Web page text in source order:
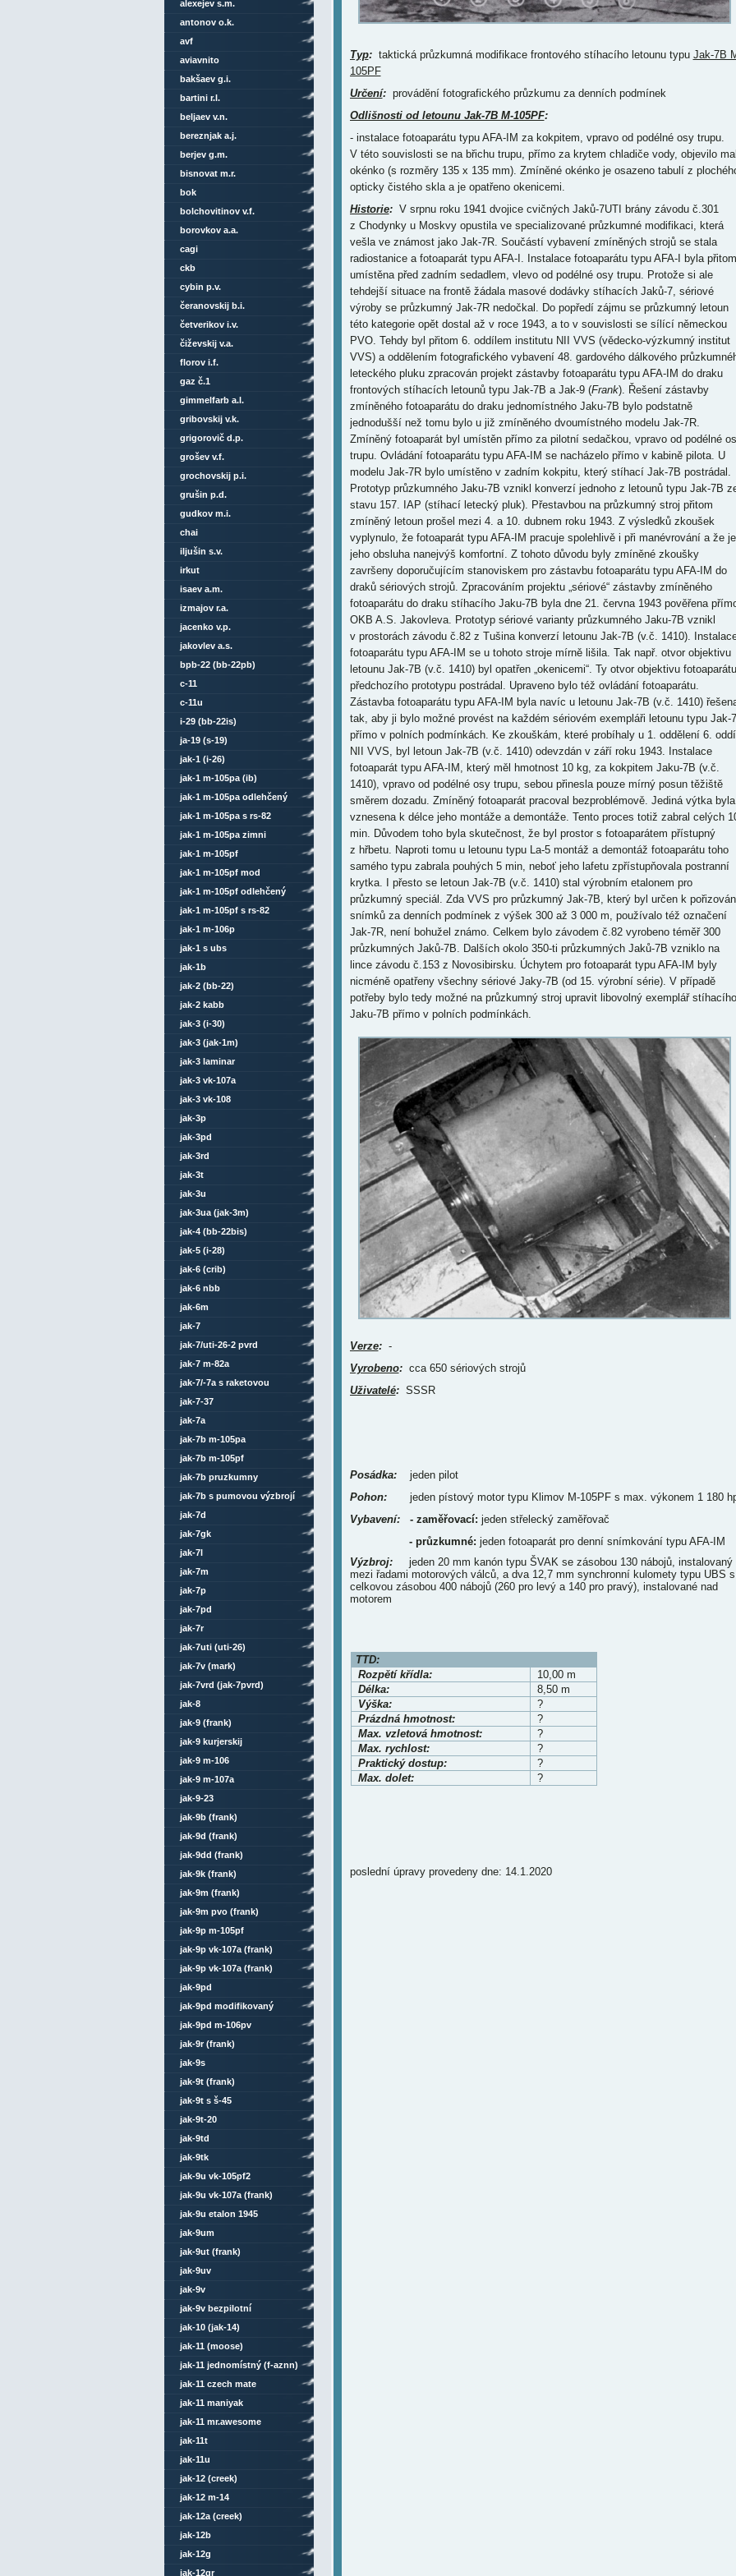
Typ:taktická průzkumná modifikace frontového stíhacího letounu typu Jak-7B
105PF
Určení:provádění fotografického průzkumu za denních podmínek
Odlišnosti od letounu Jak-7B M-105PF:
- instalace fotoaparátu typu AFA-IM za kokpitem, vpravo od podélné osy trupu.
V této souvislosti se na břichu trupu, přímo za krytem chladiče vody, objevilo
okénko (s rozměry 135 x 135 mm). Zmíněné okénko je osazeno tabulí z
opticky čistého skla a je opatřeno okenicemi.
Historie:V srpnu roku 1941 dvojice cvičných Jaků-7UTI brány závodu č.301
z Chodynky u Moskvy opustila ve specializované průzkumné modifikaci, která
vešla ve známost jako Jak-7R. Součástí vybavení zmíněných strojů se stala
radiostanice a fotoaparát typu AFA-I. Instalace fotoaparátu typu AFA-I byla přitom
umístěna před zadním sedadlem, vlevo od podélné osy trupu. Protože si ale
tehdejší situace na frontě žádala masové dodávky stíhacích Jaků-7, sériové
výroby se průzkumný Jak-7R nedočkal. Do popředí zájmu se průzkumný letoun
této kategorie opět dostal až v roce 1943, a to v souvislosti se sílící německou
PVO. Tehdy byl přitom 6. oddílem institutu NII VVS (vědecko-výzkumný institut
VVS) a oddělením fotografického vybavení 48. gardového dálkového
leteckého pluku zpracován projekt zástavby fotoaparátu typu AFA-IM do draku
frontových stíhacích letounů typu Jak-7B a Jak-9 (Frank). Řešení zástavby
zmíněného fotoaparátu do draku jednomístného Jaku-7B bylo podstatně
jednodušší než tomu bylo u již zmíněného dvoumístného modelu Jak-7R.
Zmíněný fotoaparát byl umístěn přímo za pilotní sedačkou, vpravo od podélné
trupu. Ovládání fotoaparátu typu AFA-IM se nacházelo přímo v kabině pilota. U
modelu Jak-7R bylo umístěno v zadním kokpitu, který stíhací Jak-7B postrádal.
Prototyp průzkumného Jaku-7B vznikl konverzí jednoho z letounů typu Jak-7B
stavu 157. IAP (stíhací letecký pluk). Přestavbou na průzkumný stroj přitom
zmíněný letoun prošel mezi 4. a 10. dubnem roku 1943. Z výsledků zkoušek
vyplynulo, že fotoaparát typu AFA-IM pracuje spolehlivě i při manévrování a že je
jeho obsluha nanejvýš komfortní. Z tohoto důvodu byly zmíněné zkoušky
završeny doporučujícím stanoviskem pro zástavbu fotoaparátu typu AFA-IM do
draků sériových strojů. Zpracováním projektu „sériové“ zástavby zmíněného
fotoaparátu do draku stíhacího Jaku-7B byla dne 21. června 1943 pověřena
OKB A.S. Jakovleva. Prototyp sériové varianty průzkumného Jaku-7B vznikl
v prostorách závodu č.82 z Tušina konverzí letounu Jak-7B (v.č. 1410).
fotoaparátu typu AFA-IM se u tohoto stroje mírně lišila. Tak např. otvor objektivu
letounu Jak-7B (v.č. 1410) byl opatřen „okenicemi“. Ty otvor objektivu fotoaparátu
předchozího prototypu postrádal. Upraveno bylo též ovládání fotoaparátu.
Zástavba fotoaparátu typu AFA-IM byla navíc u letounu Jak-7B (v.č. 1410)
tak, aby ji bylo možné provést na každém sériovém exempláři letounu typu Jak-
přímo v polních podmínkách. Ke zkouškám, které probíhaly u 1. oddělení 6.
NII VVS, byl letoun Jak-7B (v.č. 1410) odevzdán v září roku 1943. Instalace
fotoaparát typu AFA-IM, který měl hmotnost 10 kg, za kokpitem Jaku-7B (v.č.
1410), vpravo od podélné osy trupu, sebou přinesla pouze mírný posun těžiště
směrem dozadu. Zmíněný fotoaparát pracoval bezproblémově. Jediná výtka byla
vznesena k délce jeho montáže a demontáže. Tento proces totiž zabral celých
min. Důvodem toho byla skutečnost, že byl prostor s fotoaparátem přístupný
z hřbetu. Naproti tomu u letounu typu La-5 montáž a demontáž fotoaparátu toho
samého typu zabrala pouhých 5 min, neboť jeho lafetu zpřístupňovala postranní
krytka. I přesto se letoun Jak-7B (v.č. 1410) stal výrobním etalonem pro
průzkumný speciál. Zda VVS pro průzkumný Jak-7B, který byl určen k
snímků za denních podmínek z výšek 300 až 3 000 m, používalo též označení
Jak-7R, není bohužel známo. Celkem bylo závodem č.82 vyrobeno téměř 300
průzkumných Jaků-7B. Dalších okolo 350-ti průzkumných Jaků-7B vzniklo na
lince závodu č.153 z Novosibirsku. Úchytem pro fotoaparát typu AFA-IM byly
nicméně opatřeny všechny sériové Jaky-7B (od 15. výrobní série). V případě
potřeby bylo tedy možné na průzkumný stroj upravit libovolný exemplář stíhacího
Jaku-7B přímo v polních podmínkách.
Verze:-
Vyrobeno:cca 650 sériových strojů
Uživatelé:SSSR
Posádka:jeden pilot
Pohon:jeden pístový motor typu Klimov M-105PF s max. výkonem 1 180
Vybavení:
- zaměřovací: jeden střelecký zaměřovač
- průzkumné: jeden fotoaparát pro denní snímkování typu AFA-IM
Výzbroj:jeden 20 mm kanón typu ŠVAK se zásobou 130 nábojů, instalovaný
mezi řadami motorových válců, a dva 12,7 mm synchronní kulomety typu UBS s
celkovou zásobou 400 nábojů (260 pro levý a 140 pro pravý), instalované nad
motorem
TTD:
Rozpětí křídla:
10,00 m
Délka:
8,50 m
Výška:
?
Prázdná hmotnost:
?
Max. vzletová hmotnost:
?
Max. rychlost:
?
Praktický dostup:
?
Max. dolet:
?
poslední úpravy provedeny dne: 14.1.2020
alexejev s.m.
antonov o.k.
avf
aviavnito
bakšaev g.i.
bartini r.l.
beljaev v.n.
bereznjak a.j.
berjev g.m.
bisnovat m.r.
bok
bolchovitinov v.f.
borovkov a.a.
cagi
ckb
cybin p.v.
čeranovskij b.i.
četverikov i.v.
čiževskij v.a.
florov i.f.
gaz č.1
gimmelfarb a.l.
gribovskij v.k.
grigorovič d.p.
grošev v.f.
grochovskij p.i.
grušin p.d.
gudkov m.i.
chai
iljušin s.v.
irkut
isaev a.m.
izmajov r.a.
jacenko v.p.
jakovlev a.s.
bpb-22 (bb-22pb)
c-11
c-11u
i-29 (bb-22is)
ja-19 (s-19)
jak-1 (i-26)
jak-1 m-105pa (ib)
jak-1 m-105pa odlehčený
jak-1 m-105pa s rs-82
jak-1 m-105pa zimni
jak-1 m-105pf
jak-1 m-105pf mod
jak-1 m-105pf odlehčený
jak-1 m-105pf s rs-82
jak-1 m-106p
jak-1 s ubs
jak-1b
jak-2 (bb-22)
jak-2 kabb
jak-3 (i-30)
jak-3 (jak-1m)
jak-3 laminar
jak-3 vk-107a
jak-3 vk-108
jak-3p
jak-3pd
jak-3rd
jak-3t
jak-3u
jak-3ua (jak-3m)
jak-4 (bb-22bis)
jak-5 (i-28)
jak-6 (crib)
jak-6 nbb
jak-6m
jak-7
jak-7/uti-26-2 pvrd
jak-7 m-82a
jak-7/-7a s raketovou
výzbrojí
jak-7-37
jak-7a
jak-7b m-105pa
jak-7b m-105pf
jak-7b pruzkumny
jak-7b s pumovou výzbrojí
jak-7d
jak-7gk
jak-7l
jak-7m
jak-7p
jak-7pd
jak-7r
jak-7uti (uti-26)
jak-7v (mark)
jak-7vrd (jak-7pvrd)
jak-8
jak-9 (frank)
jak-9 kurjerskij
jak-9 m-106
jak-9 m-107a
jak-9-23
jak-9b (frank)
jak-9d (frank)
jak-9dd (frank)
jak-9k (frank)
jak-9m (frank)
jak-9m pvo (frank)
jak-9p m-105pf
jak-9p vk-107a (frank)
jak-9p vk-107a (frank)
celokovový
jak-9pd
jak-9pd modifikovaný
jak-9pd m-106pv
jak-9r (frank)
jak-9s
jak-9t (frank)
jak-9t s š-45
jak-9t-20
jak-9td
jak-9tk
jak-9u vk-105pf2
jak-9u vk-107a (frank)
jak-9u etalon 1945
jak-9um
jak-9ut (frank)
jak-9uv
jak-9v
jak-9v bezpilotní
jak-10 (jak-14)
jak-11 (moose)
jak-11 jednomístný (f-aznn)
jak-11 czech mate
jak-11 maniyak
jak-11 mr.awesome
jak-11t
jak-11u
jak-12 (creek)
jak-12 m-14
jak-12a (creek)
jak-12b
jak-12g
jak-12gr